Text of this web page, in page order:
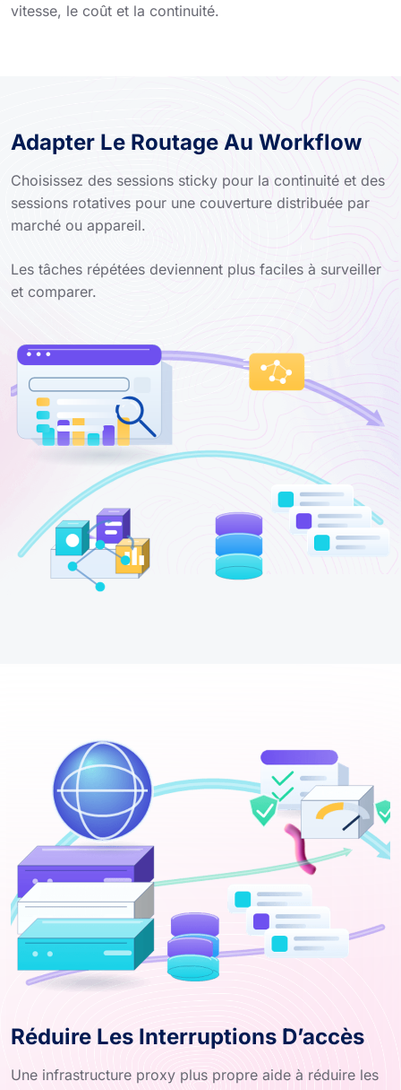
vitesse, le coût et la continuité.
Adapter Le Routage Au Workflow
Choisissez des sessions sticky pour la continuité et des
sessions rotatives pour une couverture distribuée par
marché ou appareil.
Les tâches répétées deviennent plus faciles à surveiller
et comparer.
Réduire Les Interruptions D’accès
Une infrastructure proxy plus propre aide à réduire les